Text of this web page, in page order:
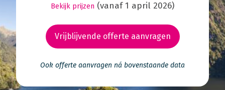
Bekijk prijzen (vanaf 1 april 2026)
Vrijblijvende offerte aanvragen
Ook offerte aanvragen ná bovenstaande data